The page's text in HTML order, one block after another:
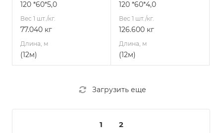
120 *60*5,0
Вес 1 шт./кг.
77.040 кг
Длина, м
(12м)
120 *60*4,0
Вес 1 шт./кг.
126.600 кг
Длина, м
(12м)
Загрузить еще
1 2